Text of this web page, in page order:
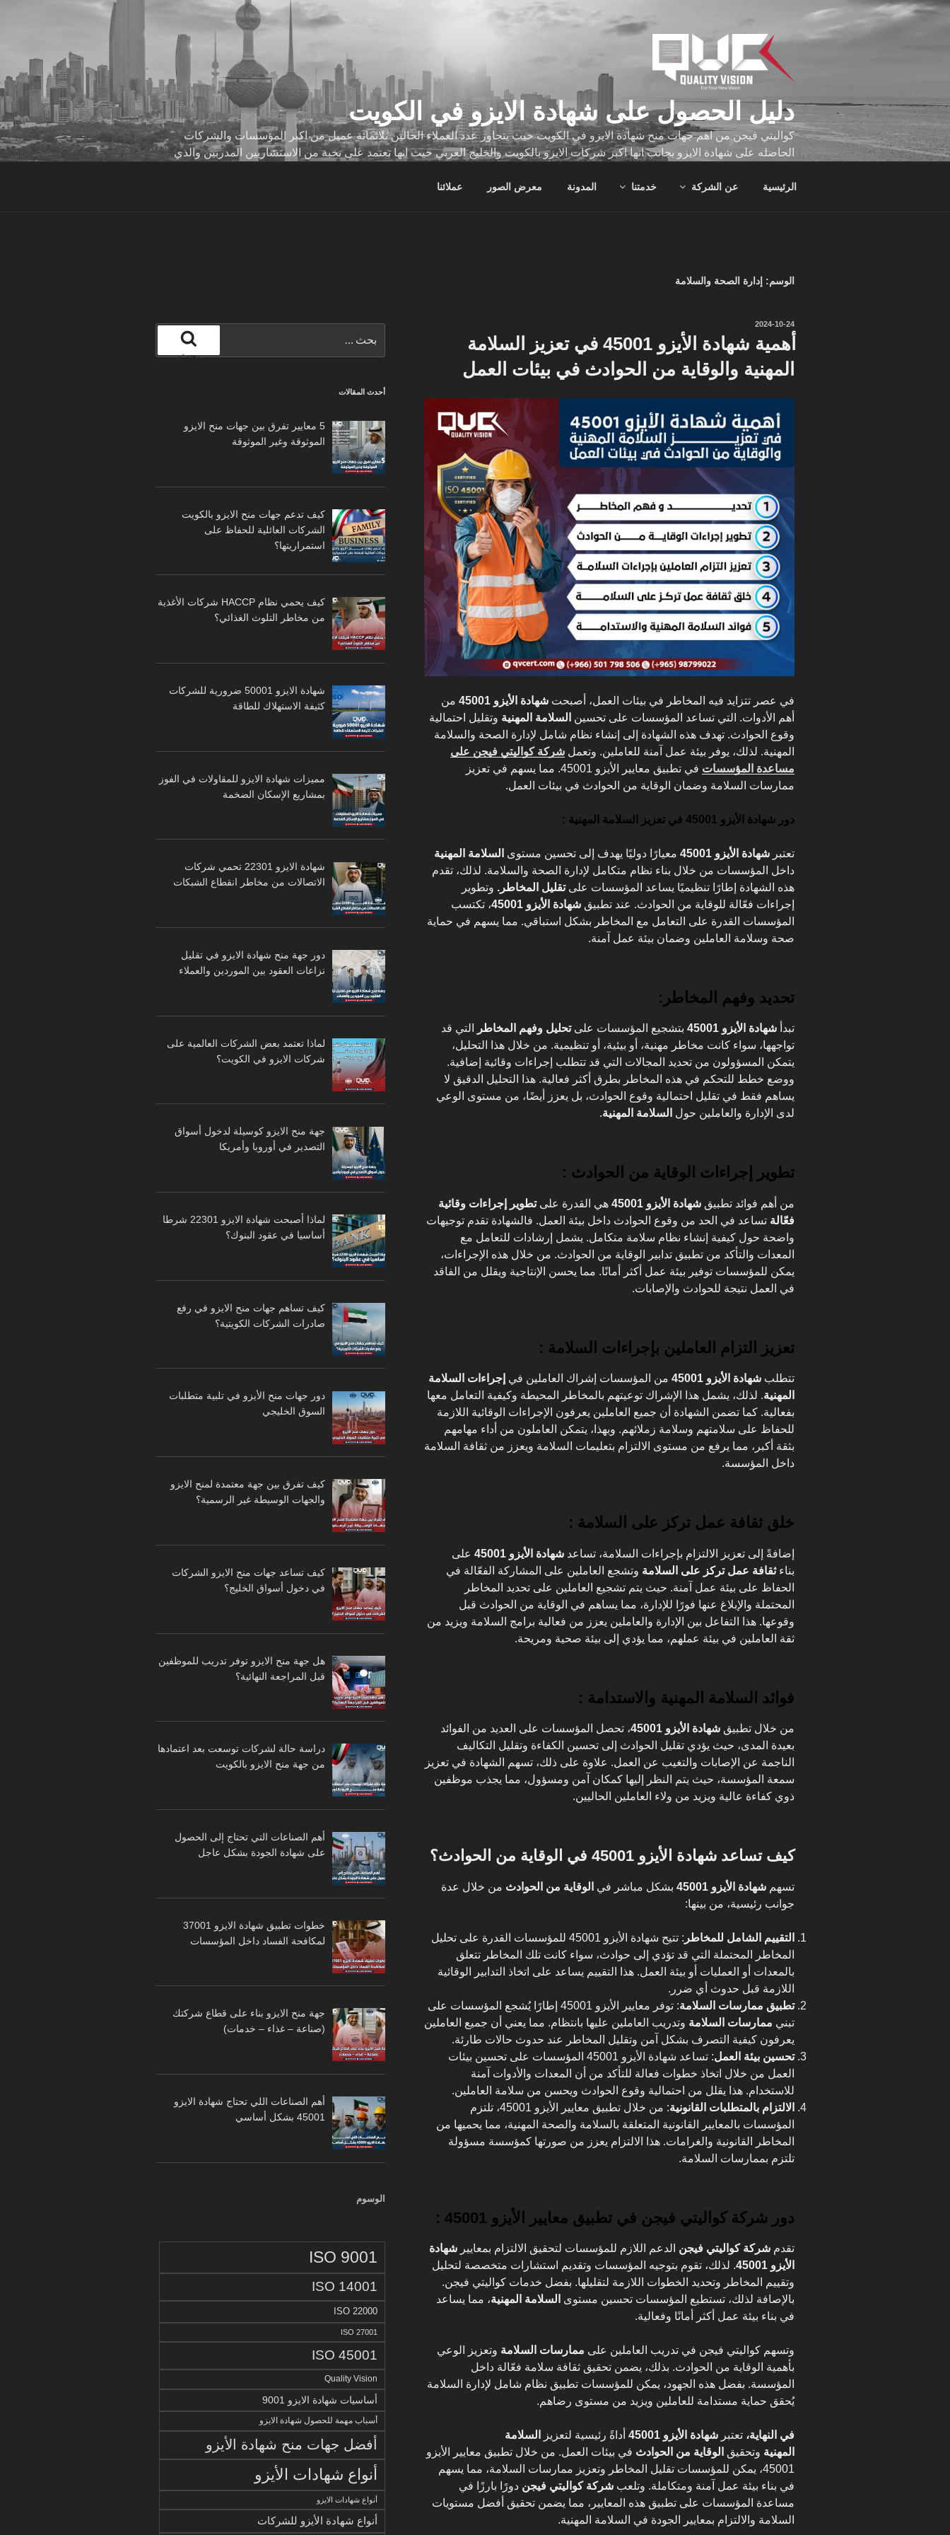
التجاوز
دليل الحصول على شهادة الايزو في الكويت
كواليتي فيجن من اهم جهات منح شهادة الايزو في الكويت حيث يتجاوز عدد العملاء الحالين ثلاثمائة عميل من اكبر المؤسسات والشركات
الحاصله على شهادة الايزو بجانب انها اكبر شركات الايزو بالكويت والخليج العربي حيث انها تعتمد على نخبة من الاستشاريين المدربين والذي
الرئيسية عن الشركة خدمتنا المدونة معرض الصور عملائنا
الوسم: إدارة الصحة والسلامة
نُشر
في
2024-10-24
أهمية شهادة الأيزو 45001 في تعزيز السلامة
المهنية والوقاية من الحوادث في بيئات العمل
في عصر تتزايد فيه المخاطر في بيئات العمل، أصبحت شهادة الأيزو 45001
من
أهم الأدوات. التي تساعد المؤسسات على تحسين السلامة المهنية وتقليل احتمالية
وقوع الحوادث. تهدف هذه الشهادة إلى إنشاء نظام شامل لإدارة الصحة والسلامة
المهنية. لذلك، يوفر بيئة عمل آمنة للعاملين. وتعمل شركة كواليتي فيجن على
مساعدة المؤسسات
في تطبيق معايير الأيزو 45001. مما يسهم في تعزيز
ممارسات السلامة وضمان الوقاية من الحوادث في بيئات العمل.
دور شهادة الأيزو 45001 في تعزيز السلامة المهنية :
تعتبر شهادة الأيزو 45001 معيارًا دوليًا يهدف إلى تحسين مستوى السلامة المهنية
داخل المؤسسات من خلال بناء نظام متكامل لإدارة الصحة والسلامة. لذلك، تقدم
هذه الشهادة إطارًا تنظيميًا يساعد المؤسسات علىتقليل المخاطر. وتطوير
إجراءات فعّالة للوقاية من الحوادث. عند تطبيق شهادة الأيزو 45001
، تكتسب
المؤسسات القدرة على التعامل مع المخاطر بشكل استباقي. مما يسهم في حماية
صحة وسلامة العاملين وضمان بيئة عمل آمنة.
تحديد وفهم المخاطر:
تبدأ شهادة الأيزو 45001 بتشجيع المؤسسات علىتحليل وفهم المخاطر
التي قد
تواجهها، سواء كانت مخاطر مهنية، أو بيئية، أو تنظيمية. من خلال هذا التحليل،
يتمكن المسؤولون من تحديد المجالات التي قد تتطلب إجراءات وقائية إضافية.
ووضع خطط للتحكم في هذه المخاطر بطرق أكثر فعالية. هذا التحليل الدقيق لا
يساهم فقط في تقليل احتمالية وقوع الحوادث، بل يعزز أيضًا، من مستوى الوعي
لدى الإدارة والعاملين حول السلامة المهنية.
تطوير إجراءات الوقاية من الحوادث :
من أهم فوائد تطبيق شهادة الأيزو 45001 هي القدرة علىتطوير إجراءات وقائية
فعّالة تساعد في الحد من وقوع الحوادث داخل بيئة العمل. فالشهادة تقدم توجيهات
واضحة حول كيفية إنشاء نظام سلامة متكامل. يشمل إرشادات للتعامل مع
المعدات والتأكد من تطبيق تدابير الوقاية من الحوادث. من خلال هذه الإجراءات،
يمكن للمؤسسات توفير بيئة عمل أكثر أمانًا. مما يحسن الإنتاجية ويقلل من الفاقد
في العمل نتيجة للحوادث والإصابات.
تعزيز التزام العاملين بإجراءات السلامة :
تتطلب شهادة الأيزو 45001 من المؤسسات إشراك العاملين في إجراءات السلامة
المهنية. لذلك، يشمل هذا الإشراك توعيتهم بالمخاطر المحيطة وكيفية التعامل معها
بفعالية. كما تضمن الشهادة أن جميع العاملين يعرفون الإجراءات الوقائية اللازمة
للحفاظ على سلامتهم وسلامة زملائهم. وبهذا، يتمكن العاملون من أداء مهامهم
بثقة أكبر، مما يرفع من مستوى الالتزام بتعليمات السلامة ويعزز من ثقافة السلامة
داخل المؤسسة.
خلق ثقافة عمل تركز على السلامة :
إضافةً إلى تعزيز الالتزام بإجراءات السلامة، تساعد شهادة الأيزو 45001
على
بناءثقافة عمل تركز على السلامة وتشجع العاملين على المشاركة الفعّالة في
الحفاظ على بيئة عمل آمنة. حيث يتم تشجيع العاملين على تحديد المخاطر
المحتملة والإبلاغ عنها فورًا للإدارة، مما يساهم في الوقاية من الحوادث قبل
وقوعها. هذا التفاعل بين الإدارة والعاملين يعزز من فعالية برامج السلامة ويزيد من
ثقة العاملين في بيئة عملهم، مما يؤدي إلى بيئة صحية ومريحة.
فوائد السلامة المهنية والاستدامة :
من خلال تطبيق شهادة الأيزو 45001
، تحصل المؤسسات على العديد من الفوائد
بعيدة المدى، حيث يؤدي تقليل الحوادث إلى تحسين الكفاءة وتقليل التكاليف
الناجمة عن الإصابات والتغيب عن العمل. علاوة على ذلك، تسهم الشهادة في تعزيز
سمعة المؤسسة، حيث يتم النظر إليها كمكان آمن ومسؤول، مما يجذب موظفين
ذوي كفاءة عالية ويزيد من ولاء العاملين الحاليين.
كيف تساعد شهادة الأيزو 45001 في الوقاية من الحوادث؟
تسهم شهادة الأيزو 45001 بشكل مباشر في الوقاية من الحوادث من خلال عدة
جوانب رئيسية، من بينها:
التقييم الشامل للمخاطر
: تتيح شهادة الأيزو 45001 للمؤسسات القدرة على تحليل
المخاطر المحتملة التي قد تؤدي إلى حوادث، سواء كانت تلك المخاطر تتعلق
بالمعدات أو العمليات أو بيئة العمل. هذا التقييم يساعد على اتخاذ التدابير الوقائية
اللازمة قبل حدوث أي ضرر.
تطبيق ممارسات السلامة
: توفر معايير الأيزو 45001 إطارًا يُشجع المؤسسات على
تبني ممارسات السلامة وتدريب العاملين عليها بانتظام. مما يعني أن جميع العاملين
يعرفون كيفية التصرف بشكل آمن وتقليل المخاطر عند حدوث حالات طارئة.
تحسين بيئة العمل
: تساعد شهادة الأيزو 45001 المؤسسات على تحسين بيئات
العمل من خلال اتخاذ خطوات فعالة للتأكد من أن المعدات والأدوات آمنة
للاستخدام. هذا يقلل من احتمالية وقوع الحوادث ويحسن من سلامة العاملين.
الالتزام بالمتطلبات القانونية
: من خلال تطبيق معايير الأيزو 45001، تلتزم
المؤسسات بالمعايير القانونية المتعلقة بالسلامة والصحة المهنية، مما يحميها من
المخاطر القانونية والغرامات. هذا الالتزام يعزز من صورتها كمؤسسة مسؤولة
تلتزم بممارسات السلامة.
دور شركة كواليتي فيجن في تطبيق معايير الأيزو 45001 :
تقدم شركة كواليتي فيجن الدعم اللازم للمؤسسات لتحقيق الالتزام بمعايير شهادة
الأيزو 45001
. لذلك، تقوم بتوجيه المؤسسات وتقديم استشارات متخصصة لتحليل
وتقييم المخاطر وتحديد الخطوات اللازمة لتقليلها. بفضل خدمات كواليتي فيجن.
بالإصافة لذلك، تستطيع المؤسسات تحسين مستوى السلامة المهنية، مما يساعد
في بناء بيئة عمل أكثر أمانًا وفعالية.
وتسهم كواليتي فيجن في تدريب العاملين على ممارسات السلامة وتعزيز الوعي
بأهمية الوقاية من الحوادث. بذلك، يضمن تحقيق ثقافة سلامة فعّالة داخل
المؤسسة. بفضل هذه الجهود، يمكن للمؤسسات تطبيق نظام شامل لإدارة السلامة
يُحقق حماية مستدامة للعاملين ويزيد من مستوى رضاهم.
في النهاية، تعتبر شهادة الأيزو 45001 أداةً رئيسية لتعزيز
السلامة
المهنية وتحقيق الوقاية من الحوادث في بيئات العمل. من خلال تطبيق معايير الأيزو
45001، يمكن للمؤسسات تقليل المخاطر وتعزيز ممارسات السلامة، مما يسهم
في بناء بيئة عمل آمنة ومتكاملة. وتلعب شركة كواليتي فيجن دورًا بارزًا في
مساعدة المؤسسات على تطبيق هذه المعايير، مما يضمن تحقيق أفضل مستويات
السلامة والالتزام بمعايير الجودة في السلامة المهنية.
عن:
بحث
أحدث المقالات
5 معايير تفرق بين جهات منح الايزو
الموثوقة وغير الموثوقة
كيف تدعم جهات منح الايزو بالكويت
الشركات العائلية للحفاظ على
استمراريتها؟
كيف يحمي نظام HACCP شركات الأغذية
من مخاطر التلوث الغذائي؟
شهادة الايزو 50001 ضرورية للشركات
كثيفة الاستهلاك للطاقة
مميزات شهادة الايزو للمقاولات في الفوز
بمشاريع الإسكان الضخمة
شهادة الايزو 22301 تحمي شركات
الاتصالات من مخاطر انقطاع الشبكات
دور جهة منح شهادة الايزو في تقليل
نزاعات العقود بين الموردين والعملاء
لماذا تعتمد بعض الشركات العالمية على
شركات الايزو في الكويت؟
جهة منح الايزو كوسيلة لدخول أسواق
التصدير في أوروبا وأمريكا
لماذا أصبحت شهادة الايزو 22301 شرطا
أساسيا في عقود البنوك؟
كيف تساهم جهات منح الايزو في رفع
صادرات الشركات الكويتية؟
دور جهات منح الأيزو في تلبية متطلبات
السوق الخليجي
كيف تفرق بين جهة معتمدة لمنح الايزو
والجهات الوسيطة غير الرسمية؟
كيف تساعد جهات منح الايزو الشركات
في دخول أسواق الخليج؟
هل جهة منح الايزو توفر تدريب للموظفين
قبل المراجعة النهائية؟
دراسة حالة لشركات توسعت بعد اعتمادها
من جهة منح الايزو بالكويت
أهم الصناعات التي تحتاج إلى الحصول
على شهادة الجودة بشكل عاجل
خطوات تطبيق شهادة الايزو 37001
لمكافحة الفساد داخل المؤسسات
جهة منح الايزو بناء على قطاع شركتك
(صناعة – غذاء – خدمات)
أهم الصناعات اللي تحتاج شهادة الايزو
45001 بشكل أساسي
الوسوم
ISO 9001
ISO 14001
ISO 22000
ISO 27001
ISO 45001
Quality Vision
أساسيات شهادة الايزو 9001
أسباب مهمة للحصول شهادة الايزو
أفضل جهات منح شهادة الأيزو
أنواع شهادات الأيزو
أنواع شهادات الايزو
أنواع شهادة الأيزو للشركات